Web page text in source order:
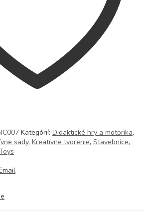
Kategórií: Didaktické hry a motorika,
sady, Kreatívne tvorenie, Stavebnice,